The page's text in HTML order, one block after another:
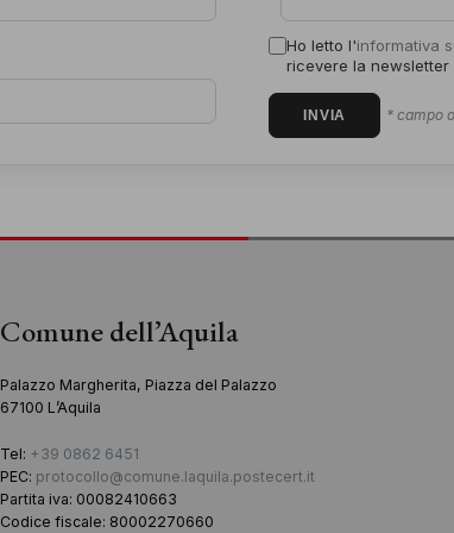
Ho letto l'informativa
ricevere la
* campo
Comune dell’Aquila
Palazzo Margherita, Piazza del Palazzo
67100 L’Aquila
Tel: +39 0862 6451
PEC: protocollo@comune.laquila.postecert.it
Partita iva: 00082410663
Codice fiscale: 80002270660